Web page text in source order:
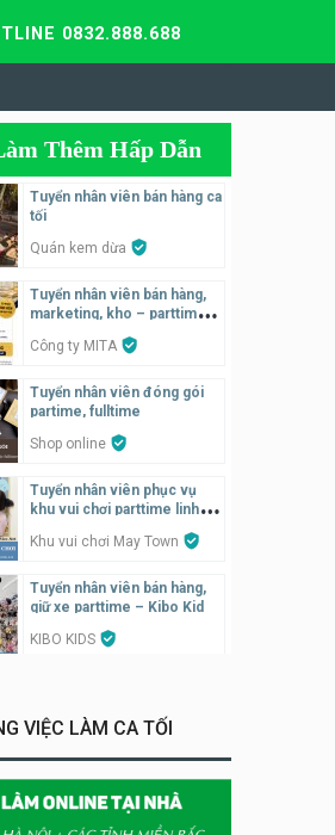
0832.888.688
Thêm Hấp Dẫn
Tuyển nhân viên bán hàng ca
tối
Quán kem dừa
Tuyển nhân viên bán hàng,
marketing, kho – parttime,
Công ty MITA
Tuyển nhân viên đóng gói
partime, fulltime
Shop online
Tuyển nhân viên phục vụ
khu vui chơi parttime linh
Khu vui chơi May Town
Tuyển nhân viên bán hàng,
giữ xe parttime – Kibo Kid
KIBO KIDS
Công ty
Tuyển nhân viên tiếp thực,
phục vụ bàn
VIỆC LÀM CA TỐI